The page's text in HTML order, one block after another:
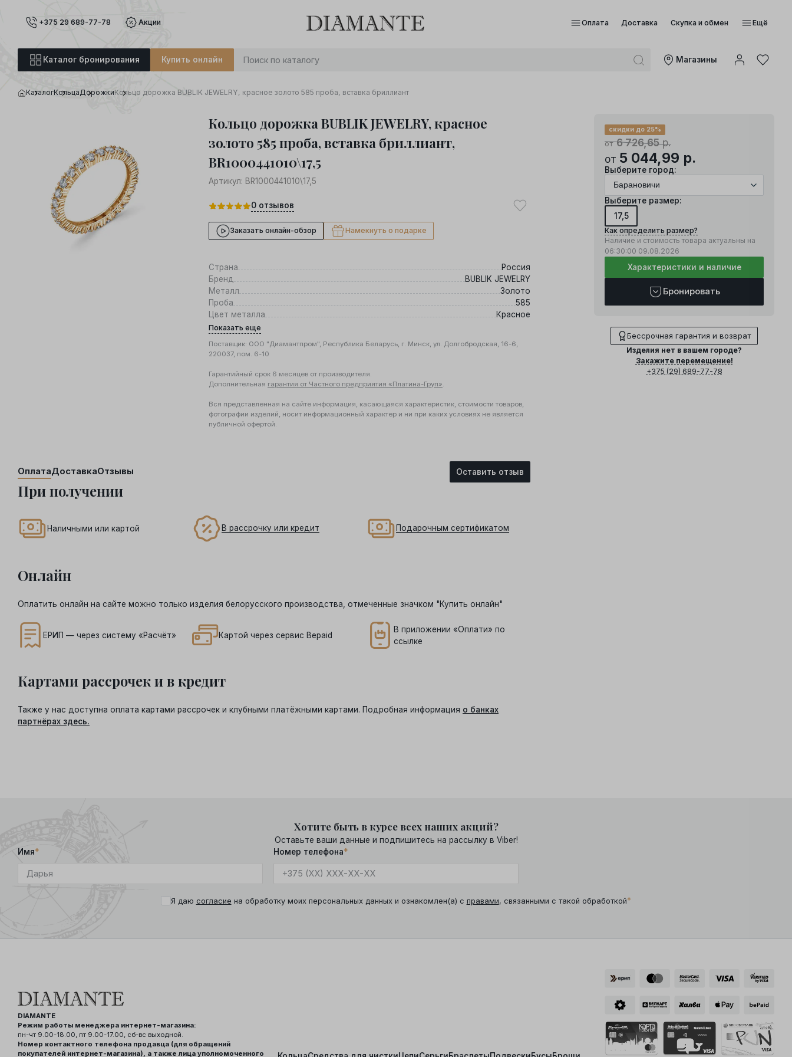
+375 29 689-77-78 Акции Оплата Доставка Скупка и обмен Ещё
Каталог бронирования Купить онлайн Mагазины
0 : 0 0
КаталогКольцаДорожкиКольцо дорожка BUBLIK JEWELRY, красное золото 585 проба, вставка бриллиант
Кольцо дорожка BUBLIK JEWELRY, красное
золото 585 проба, вставка бриллиант,
BR1000441010\17,5
Артикул: BR1000441010\17,5
0 отзывов
Заказать онлайн-обзор Намекнуть о подарке
от6 726,65р.
скидки до 25%
от 5 044,99 р.
Выберите город:
Выберите размер:
17,5
Как определить размер?
Наличие и стоимость товара актуальны на
06:30:00 09.08.2026
Характеристики и наличие
Бронировать
Бессрочная гарантия и возврат
Изделия нет в вашем городе?
Закажите перемещение!
+375 (29) 689-77-78
Страна
Россия
Бренд
BUBLIK JEWELRY
Металл
Золото
Проба
585
Цвет металла
Красное
Показать еще
Поставщик: ООО "Диамантпром", Республика Беларусь, г. Минск, ул. Долгобродская, 16-6,
220037, пом. 6-10
Гарантийный срок 6 месяцев от производителя.
Дополнительная гарантия от Частного предприятия «Платина-Груп».
Вся представленная на сайте информация, касающаяся характеристик, стоимости товаров,
фотографии изделий, носит информационный характер и ни при каких условиях не является
публичной офертой.
Оплата
При получении
Наличными или картой В рассрочку или кредит Подарочным сертификатом
Онлайн
Оплатить онлайн на сайте можно только изделия белорусского производства, отмеченные значком "Купить онлайн"
ЕРИП — через систему «Расчёт» Картой через сервис Bepaid
В приложении «Оплати» по
ссылке
Картами рассрочек и в кредит
Также у нас доступна оплата картами рассрочек и клубными платёжными картами. Подробная информация о банках
партнёрах здесь.
ДоставкаОтзывы Оставить отзыв
Хотите быть в курсе всех наших акций?
Оставьте ваши данные и подпишитесь на рассылку в Viber!
Имя* Номер телефона*
Я даю согласие на обработку моих персональных данных и ознакомлен(а) с правами, связанными с такой обработкой*
DIAMANTE
Режим работы менеджера интернет-магазина:
пн-чт 9.00-18.00, пт 9.00-17.00, сб-вс выходной.
Номер контактного телефона продавца (для обращений
покупателей интернет-магазина), а также лица уполномоченного